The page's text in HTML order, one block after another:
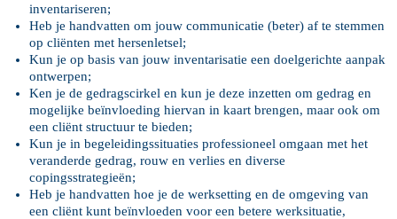
inventariseren;
Heb je handvatten om jouw communicatie (beter) af te stemmen
op cliënten met hersenletsel;
Kun je op basis van jouw inventarisatie een doelgerichte aanpak
ontwerpen;
Ken je de gedragscirkel en kun je deze inzetten om gedrag en
mogelijke beïnvloeding hiervan in kaart brengen, maar ook om
een cliënt structuur te bieden;
Kun je in begeleidingssituaties professioneel omgaan met het
veranderde gedrag, rouw en verlies en diverse
copingsstrategieën;
Heb je handvatten hoe je de werksetting en de omgeving van
een cliënt kunt beïnvloeden voor een betere werksituatie,